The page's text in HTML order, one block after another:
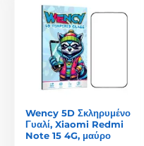
Wency 5D Σκληρυμένο
Γυαλί, Xiaomi Redmi
Note 15 4G, μαύρο